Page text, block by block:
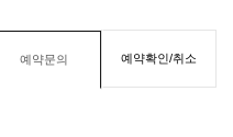
예약문의 예약확인/취소